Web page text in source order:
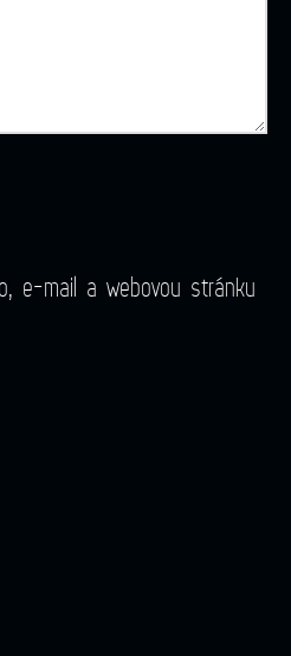
e-mail a webovou stránku